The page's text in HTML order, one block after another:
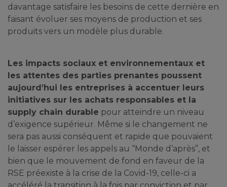
davantage satisfaire les besoins de cette dernière en
faisant évoluer ses moyens de production et ses
produits vers un modèle plus durable.
Les impacts sociaux et environnementaux et
les attentes des parties prenantes poussent
aujourd’hui les entreprises à accentuer leurs
initiatives sur les achats responsables et la
supply chain durable pour atteindre un niveau
d’exigence supérieur. Même si le changement ne
sera pas aussi conséquent et rapide que pouvaient
le laisser espérer les appels au “Monde d’après”, et
bien que le mouvement de fond en faveur de la
RSE préexiste à la crise de la Covid-19, celle-ci a